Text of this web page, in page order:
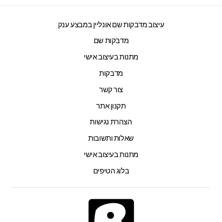
עיצוב מדבקות שם אונליין במבצע ענק
מדבקות שם
מתנות בעיצוב אישי
מדבקות
צור קשר
תקנון אתר
הצהרת נגישות
שאלות ותשובות
מתנות בעיצוב אישי
בלוג הטיפים